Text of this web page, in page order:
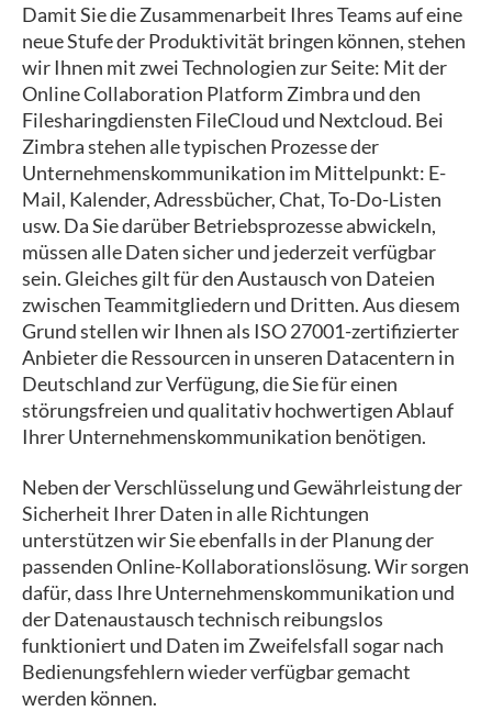
Damit Sie die Zusammenarbeit Ihres Teams auf eine
neue Stufe der Produktivität bringen können, stehen
wir Ihnen mit zwei Technologien zur Seite: Mit der
Online Collaboration Platform Zimbra und den
Filesharingdiensten FileCloud und Nextcloud. Bei
Zimbra stehen alle typischen Prozesse der
Unternehmenskommunikation im Mittelpunkt: E-
Mail, Kalender, Adressbücher, Chat, To-Do-Listen
usw. Da Sie darüber Betriebsprozesse abwickeln,
müssen alle Daten sicher und jederzeit verfügbar
sein. Gleiches gilt für den Austausch von Dateien
zwischen Teammitgliedern und Dritten. Aus diesem
Grund stellen wir Ihnen als ISO 27001-zertifizierter
Anbieter die Ressourcen in unseren Datacentern in
Deutschland zur Verfügung, die Sie für einen
störungsfreien und qualitativ hochwertigen Ablauf
Ihrer Unternehmenskommunikation benötigen.
Neben der Verschlüsselung und Gewährleistung der
Sicherheit Ihrer Daten in alle Richtungen
unterstützen wir Sie ebenfalls in der Planung der
passenden Online-Kollaborationslösung. Wir sorgen
dafür, dass Ihre Unternehmenskommunikation und
der Datenaustausch technisch reibungslos
funktioniert und Daten im Zweifelsfall sogar nach
Bedienungsfehlern wieder verfügbar gemacht
werden können.